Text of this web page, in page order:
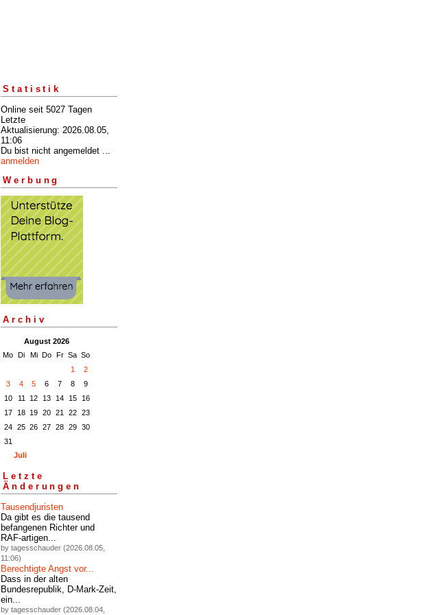
Statistik
Online seit 5027 Tagen
Letzte
Aktualisierung: 2026.08.05,
11:06
Du bist nicht angemeldet ...
anmelden
Werbung
Archiv
August 2026
Mo Di Mi Do Fr Sa So
1
2
3
4 5 6 7 8
9
10
11 12 13 14 15
16
17
18 19 20 21 22
23
24
25 26 27 28 29
30
31
Juli
Letzte
Änderungen
Tausendjuristen
Da gibt es die tausend
befangenen Richter und
RAF-artigen...
by tagesschauder (2026.08.05,
11:06)
Berechtigte Angst vor...
Dass in der alten
Bundesrepublik, D-Mark-Zeit,
ein...
by tagesschauder (2026.08.04,